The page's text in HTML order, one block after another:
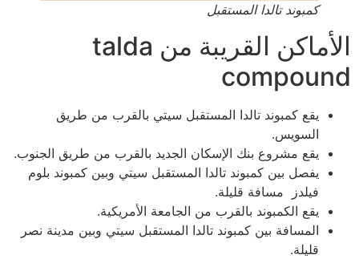
كمبوند تالدا المستقبل
الأماكن القريبة من talda
compound
يقع كمبوند تالدا المستقبل سيتي بالقرب من طريق
السويس.
يقع مشروع بنك الإسكان الجديد بالقرب من طريق الجنوب.
يفصل بين كمبوند تالدا المستقبل سيتي وبين كمبوند بلوم
فيلدز مسافة قليلة.
يقع الكمبوند بالقرب من الجامعة الأمريكية.
المسافة بين كمبوند تالدا المستقبل سيتي وبين مدينة نصر
قليلة.